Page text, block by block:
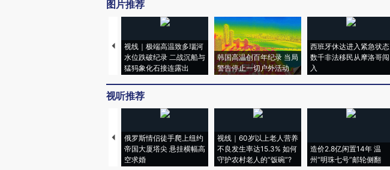
图片推荐
视线｜极端高温致多瑙河
水位跌破纪录 二战沉船与
猛犸象化石接连露出
韩国高温创百年纪录 当局
警告停止一切户外活动
西班牙休达进入紧急状态
数千非法移民从摩洛哥闯
入
视听推荐
俄罗斯情侣徒手爬上纽约
帝国大厦塔尖 悬挂横幅高
空求婚
视线｜60岁以上老人营养
不良发生率达15.3% 如何
守护农村老人的“饭碗”?
造价2.8亿闲置14年 温
州“明珠七号”邮轮侧翻